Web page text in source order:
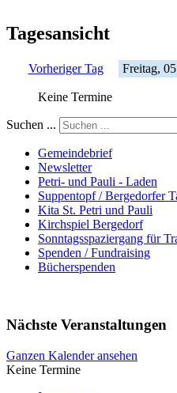
Tagesansicht
Vorheriger Tag Freitag,
Keine Termine
Suchen ...
Gemeindebrief
Newsletter
Petri- und Pauli - Laden
Suppentopf / Bergedorfer
Kita St. Petri und Pauli
Kirchspiel Bergedorf
Sonntagsspaziergang für
Spenden / Fundraising
Bücherspenden
Nächste Veranstaltungen
Ganzen Kalender ansehen
Keine Termine